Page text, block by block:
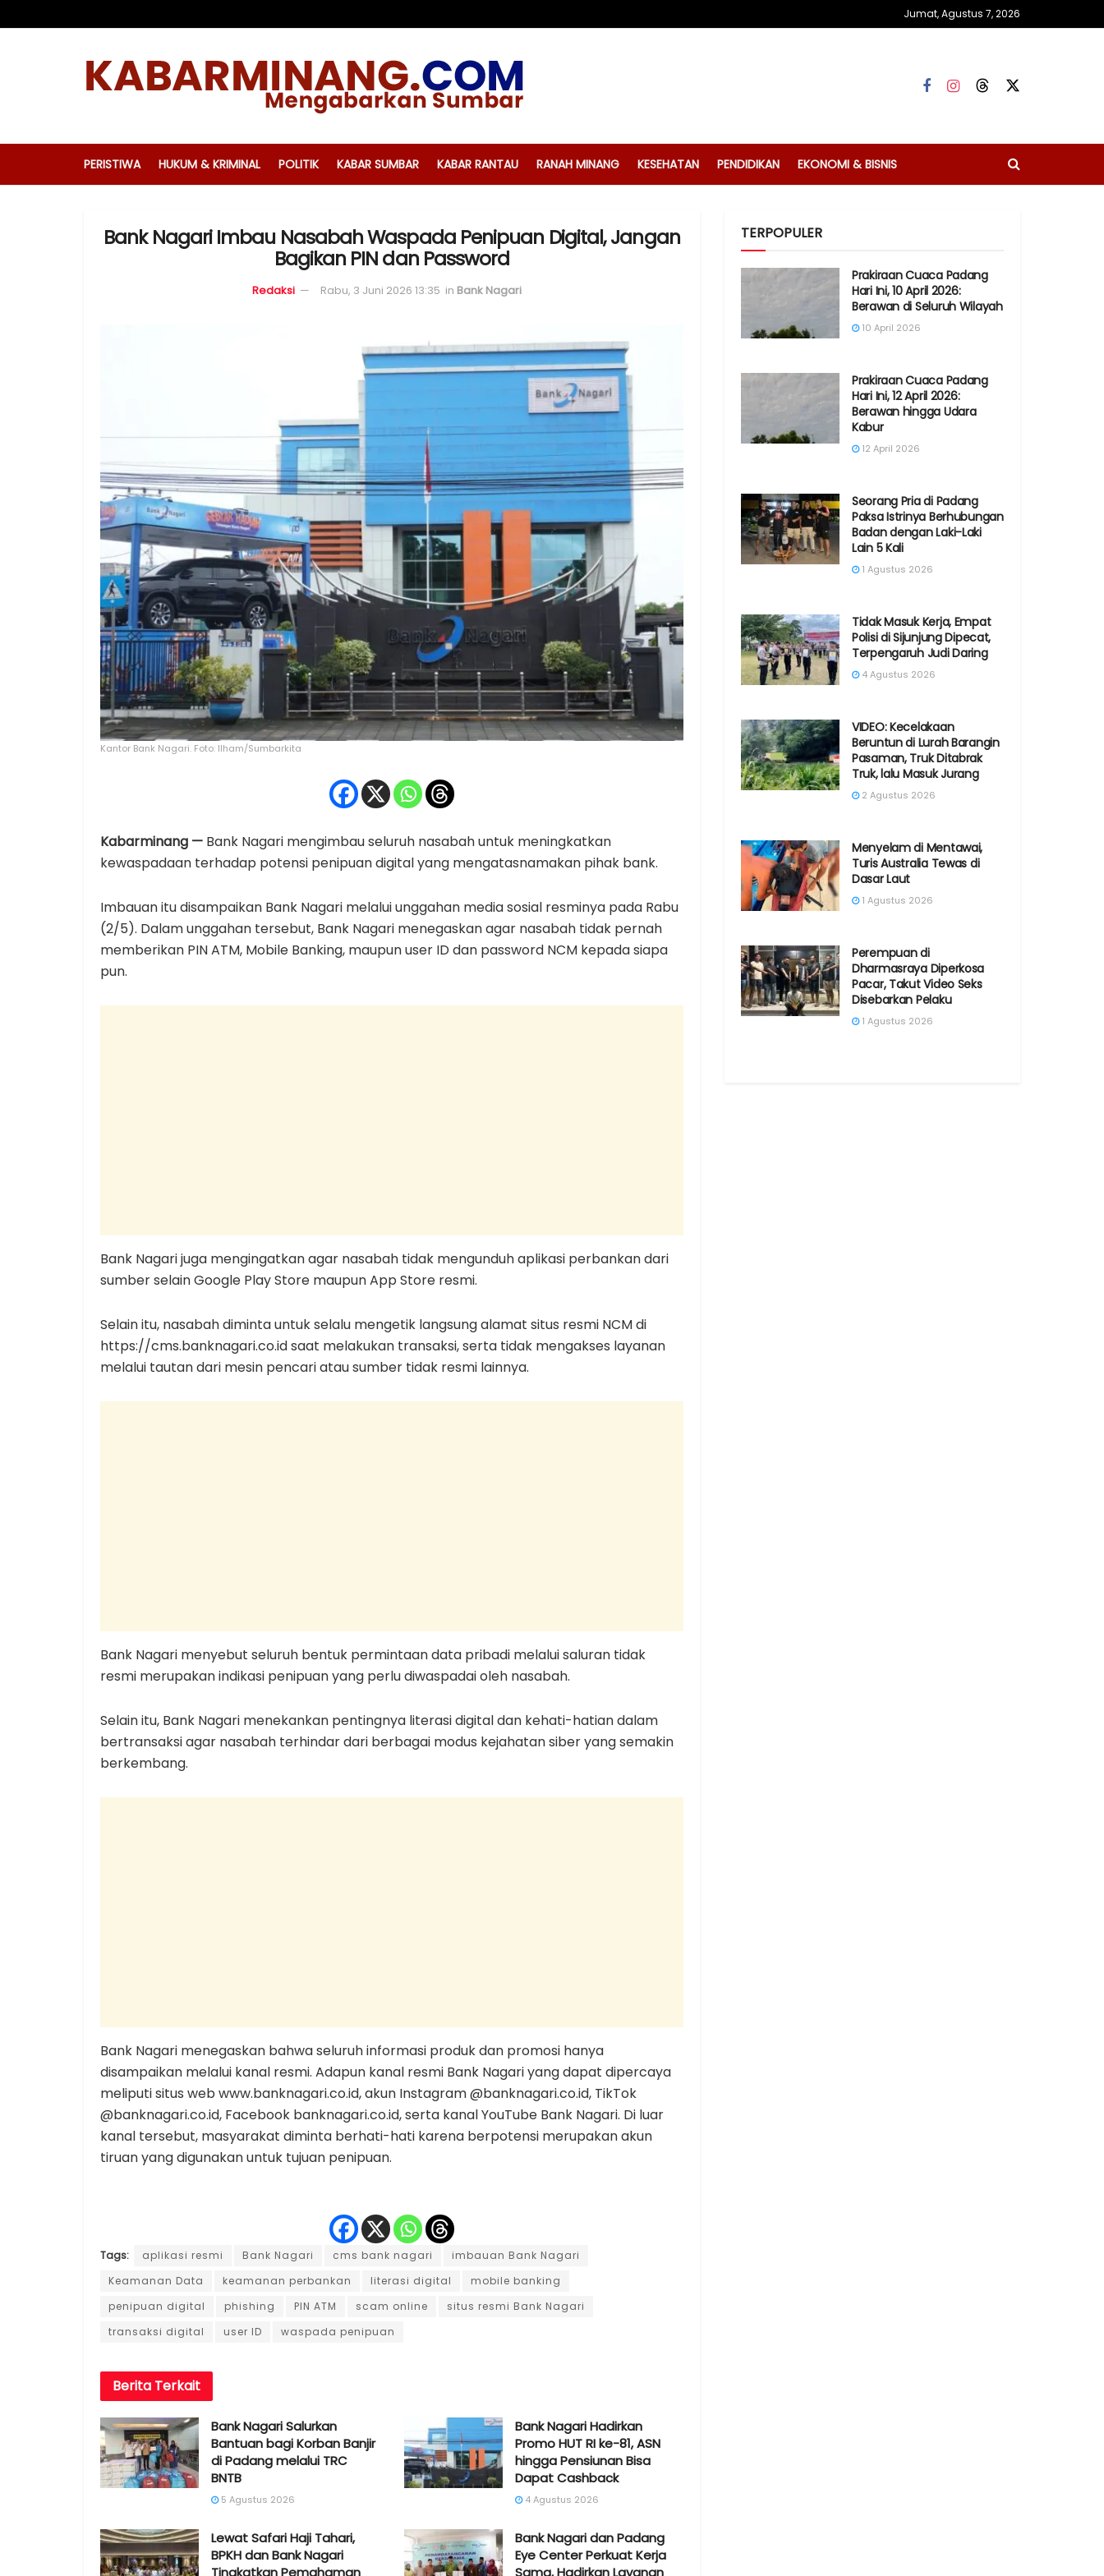
Jumat, Agustus 7, 2026
PERISTIWA HUKUM & KRIMINAL POLITIK KABAR SUMBAR KABAR RANTAU RANAH MINANG KESEHATAN PENDIDIKAN EKONOMI & BISNIS
Bank Nagari Imbau Nasabah Waspada Penipuan Digital, Jangan
Bagikan PIN dan Password
Redaksi Rabu, 3 Juni 2026 13:35 in Bank Nagari
Kantor Bank Nagari. Foto: Ilham/Sumbarkita
Kabarminang — Bank Nagari mengimbau seluruh nasabah untuk meningkatkan
kewaspadaan terhadap potensi penipuan digital yang mengatasnamakan pihak bank.
Imbauan itu disampaikan Bank Nagari melalui unggahan media sosial resminya pada Rabu
(2/5). Dalam unggahan tersebut, Bank Nagari menegaskan agar nasabah tidak pernah
memberikan PIN ATM, Mobile Banking, maupun user ID dan password NCM kepada siapa
pun.
Bank Nagari juga mengingatkan agar nasabah tidak mengunduh aplikasi perbankan dari
sumber selain Google Play Store maupun App Store resmi.
Selain itu, nasabah diminta untuk selalu mengetik langsung alamat situs resmi NCM di
https://cms.banknagari.co.id saat melakukan transaksi, serta tidak mengakses layanan
melalui tautan dari mesin pencari atau sumber tidak resmi lainnya.
Bank Nagari menyebut seluruh bentuk permintaan data pribadi melalui saluran tidak
resmi merupakan indikasi penipuan yang perlu diwaspadai oleh nasabah.
Selain itu, Bank Nagari menekankan pentingnya literasi digital dan kehati-hatian dalam
bertransaksi agar nasabah terhindar dari berbagai modus kejahatan siber yang semakin
berkembang.
Bank Nagari menegaskan bahwa seluruh informasi produk dan promosi hanya
disampaikan melalui kanal resmi. Adapun kanal resmi Bank Nagari yang dapat dipercaya
meliputi situs web www.banknagari.co.id, akun Instagram @banknagari.co.id, TikTok
@banknagari.co.id, Facebook banknagari.co.id, serta kanal YouTube Bank Nagari. Di luar
kanal tersebut, masyarakat diminta berhati-hati karena berpotensi merupakan akun
tiruan yang digunakan untuk tujuan penipuan.
Tags: aplikasi resmi Bank Nagari cms bank nagari
imbauan Bank Nagari
Keamanan Data
keamanan perbankan literasi digital
mobile banking
penipuan digital
phishing PIN ATM scam online
situs resmi Bank Nagari
transaksi digital
user ID waspada penipuan
Berita Terkait
Bank Nagari Salurkan
Bantuan bagi Korban Banjir
di Padang melalui TRC
BNTB
5 Agustus 2026
Bank Nagari Hadirkan
Promo HUT RI ke-81, ASN
hingga Pensiunan Bisa
Dapat Cashback
4 Agustus 2026
Lewat Safari Haji Tahari,
BPKH dan Bank Nagari
Bank Nagari dan Padang
Eye Center Perkuat Kerja
TERPOPULER
Prakiraan Cuaca Padang
Hari Ini, 10 April 2026:
Berawan di Seluruh Wilayah
10 April 2026
Prakiraan Cuaca Padang
Hari Ini, 12 April 2026:
Berawan hingga Udara
Kabur
12 April 2026
Seorang Pria di Padang
Paksa Istrinya Berhubungan
Badan dengan Laki-Laki
Lain 5 Kali
1 Agustus 2026
Tidak Masuk Kerja, Empat
Polisi di Sijunjung Dipecat,
Terpengaruh Judi Daring
4 Agustus 2026
VIDEO: Kecelakaan
Beruntun di Lurah Barangin
Pasaman, Truk Ditabrak
Truk, lalu Masuk Jurang
2 Agustus 2026
Menyelam di Mentawai,
Turis Australia Tewas di
Dasar Laut
1 Agustus 2026
Perempuan di
Dharmasraya Diperkosa
Pacar, Takut Video Seks
Disebarkan Pelaku
1 Agustus 2026